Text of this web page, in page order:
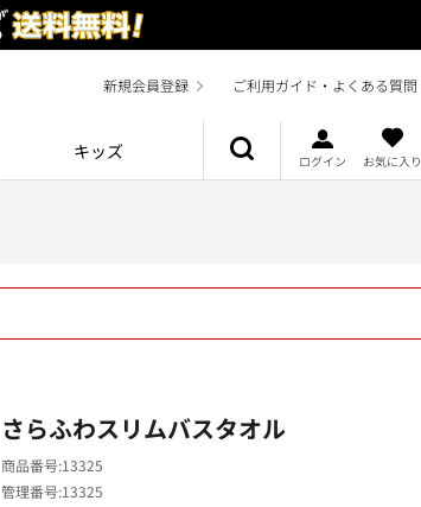
新規会員登録 ご利用ガイド・よくある質問
キッズ ログイン お気に入り
さらふわスリムバスタオル
商品番号 13325
管理番号 13325